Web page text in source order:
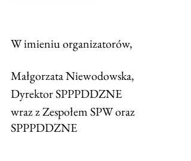
W imieniu organizatorów,
Małgorzata Niewodowska,
Dyrektor SPPPDDZNE
wraz z Zespołem SPW oraz
SPPPDDZNE